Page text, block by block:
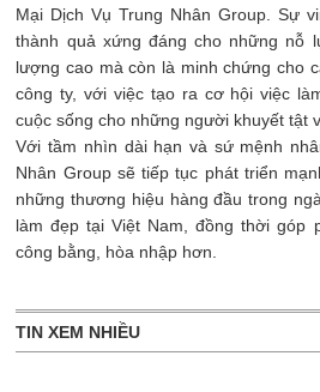
Mại Dịch Vụ Trung Nhân Group. Sự
thành quả xứng đáng cho những nỗ
lượng cao mà còn là minh chứng cho
công ty, với việc tạo ra cơ hội việc
cuộc sống cho những người khuyết tật
Với tầm nhìn dài hạn và sứ mệnh
Nhân Group sẽ tiếp tục phát triển
những thương hiệu hàng đầu trong
làm đẹp tại Việt Nam, đồng thời góp
công bằng, hòa nhập hơn.
TIN XEM NHIỀU